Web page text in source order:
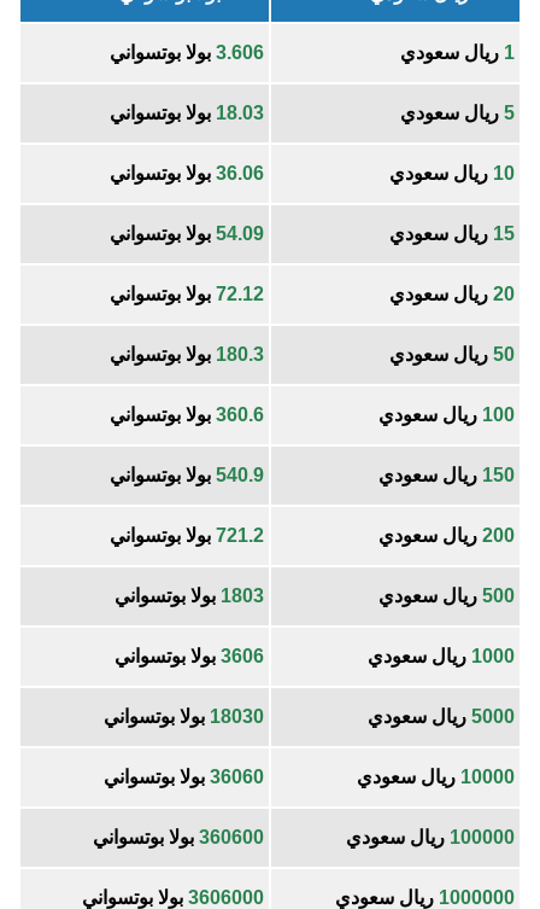
1 ريال سعودي 3.606 بولا بوتسواني
5 ريال سعودي 18.03 بولا بوتسواني
10 ريال سعودي 36.06 بولا بوتسواني
15 ريال سعودي 54.09 بولا بوتسواني
20 ريال سعودي 72.12 بولا بوتسواني
50 ريال سعودي 180.3 بولا بوتسواني
100 ريال سعودي 360.6 بولا بوتسواني
150 ريال سعودي 540.9 بولا بوتسواني
200 ريال سعودي 721.2 بولا بوتسواني
500 ريال سعودي 1803 بولا بوتسواني
1000 ريال سعودي 3606 بولا بوتسواني
5000 ريال سعودي 18030 بولا بوتسواني
10000 ريال سعودي 36060 بولا بوتسواني
100000 ريال سعودي 360600 بولا بوتسواني
1000000 ريال سعودي 3606000 بولا بوتسواني